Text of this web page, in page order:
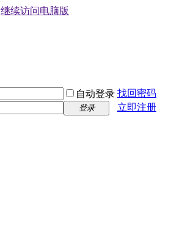
继续访问电脑版
自动登录 找回密码
登录
立即注册